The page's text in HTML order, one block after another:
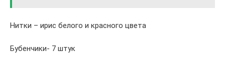
Нитки – ирис белого и красного цвета
Бубенчики- 7 штук